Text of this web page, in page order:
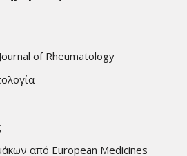
of Rheumatology
από European Medicines